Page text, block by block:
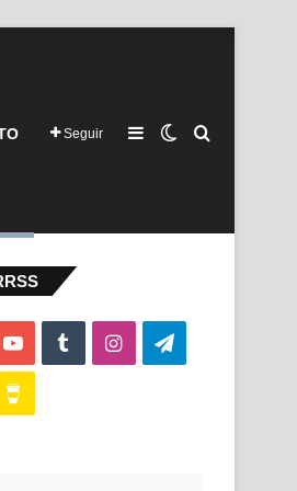
Seguir Barra lateral
Switch skin
YouTubeTumblrInstagramTelegram